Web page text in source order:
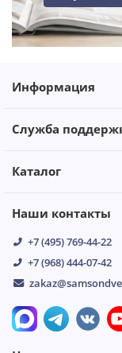
Информация
Служба
Каталог
Наши контакты
+7 (495) 769-44-22
+7 (968) 444-07-42